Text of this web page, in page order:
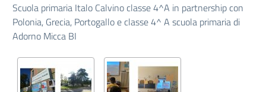
Scuola primaria Italo Calvino classe 4^A in partnership con
Polonia, Grecia, Portogallo e classe 4^ A scuola primaria di
Adorno Micca BI